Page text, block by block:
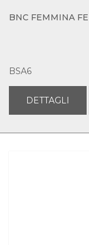
BNC FEMMINA
BSA6
DETTAGLI